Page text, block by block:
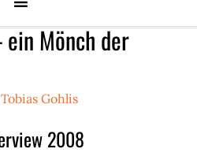
Mönch der
Tobias Gohlis
2008